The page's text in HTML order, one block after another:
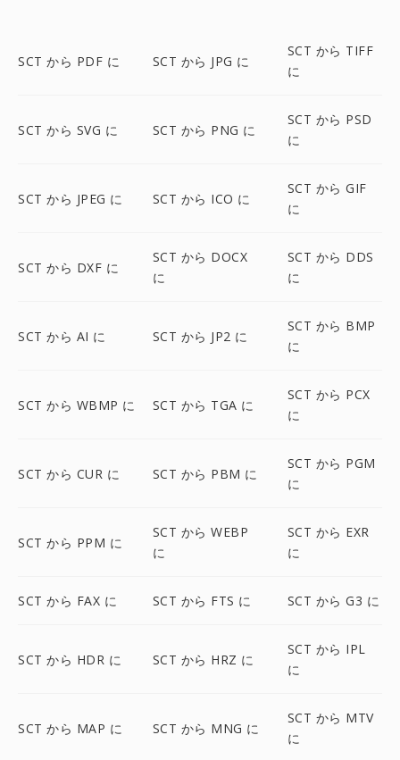
SCT から PDF に SCT から JPG に
SCT から TIFF
に
SCT から SVG に SCT から PNG に
SCT から PSD
に
SCT から JPEG に SCT から ICO に
SCT から GIF
に
SCT から DXF に
SCT から DOCX
に
SCT から DDS
に
SCT から AI に SCT から JP2 に
SCT から BMP
に
SCT から WBMP に SCT から TGA に
SCT から PCX
に
SCT から CUR に SCT から PBM に
SCT から PGM
に
SCT から PPM に
SCT から WEBP
に
SCT から EXR
に
SCT から FAX に SCT から FTS に SCT から G3 に
SCT から HDR に SCT から HRZ に
SCT から IPL
に
SCT から MAP に SCT から MNG に
SCT から MTV
に